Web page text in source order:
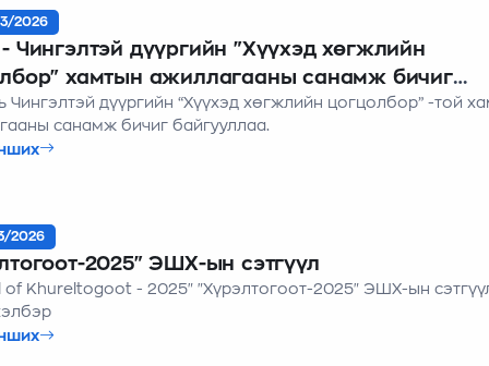
2026
Чингэлтэй дүүргийн "Хүүхэд хөгжлийн
хамтын ажиллагааны санамж бичиг
Чингэлтэй дүүргийн “Хүүхэд хөгжлийн цогцолбор” -той
санамж бичиг байгууллаа.
2026
2025" ЭШХ-ын сэтгүүл
of Khureltogoot - 2025" "Хүрэлтогоот-2025" ЭШХ-ын